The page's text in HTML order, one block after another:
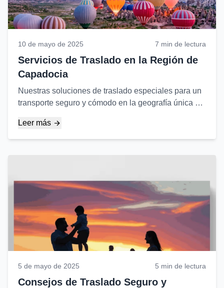
10 de mayo de 2025 7 min de lectura
Servicios de Traslado en la Región de
Capadocia
Nuestras soluciones de traslado especiales para un
transporte seguro y cómodo en la geografía única de
Leer más
5 de mayo de 2025 5 min de lectura
Consejos de Traslado Seguro y